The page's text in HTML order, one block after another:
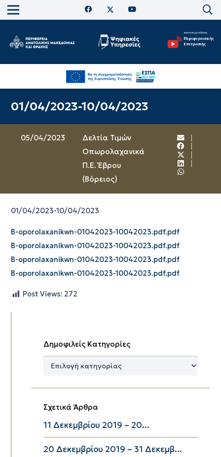
01/04/2023-10/04/2023
05/04/2023
Δελτία Τιμών
Οπωρολαχανικά
Π.Ε. Έβρου
(Βόρειος)
01/04/2023-10/04/2023
B-oporolaxanikwn-01042023-10042023.pdf.pdf
B-oporolaxanikwn-01042023-10042023.pdf.pdf
B-oporolaxanikwn-01042023-10042023.pdf.pdf
B-oporolaxanikwn-01042023-10042023.pdf.pdf
Post Views: 272
Δημοφιλείς Κατηγορίες
Δημοφιλείς
Σχετικά Άρθρα
11 Δεκεμβρίου 2019 – 20...
20 Δεκεμβρίου 2019 – 31 Δεκεμβ...